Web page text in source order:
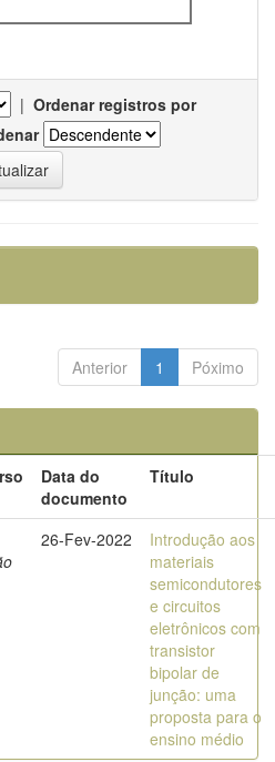
| Ordenar registros por
Anterior 1 Póximo
Data do
documento
Título
26-Fev-2022
Introdução aos
materiais
semicondutores
e circuitos
eletrônicos com
transistor
bipolar de
junção: uma
proposta para o
ensino médio